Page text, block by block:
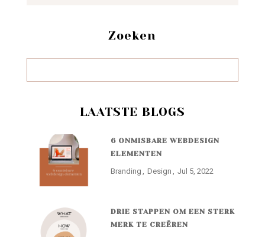
Zoeken
LAATSTE BLOGS
6 ONMISBARE WEBDESIGN
ELEMENTEN
Branding Design Jul 5, 2022
DRIE STAPPEN OM EEN STERK
MERK TE CREËREN